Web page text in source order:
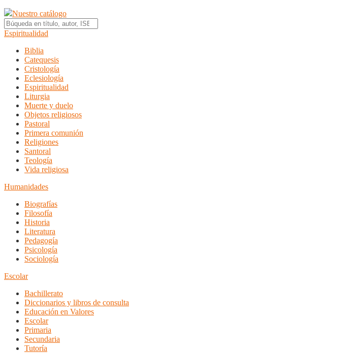
Nuestro catálogo
Espiritualidad
Biblia
Catequesis
Cristología
Eclesiología
Espiritualidad
Liturgia
Muerte y duelo
Objetos religiosos
Pastoral
Primera comunión
Religiones
Santoral
Teología
Vida religiosa
Humanidades
Biografías
Filosofía
Historia
Literatura
Pedagogía
Psicología
Sociología
Escolar
Bachillerato
Diccionarios y libros de consulta
Educación en Valores
Escolar
Primaria
Secundaria
Tutoría